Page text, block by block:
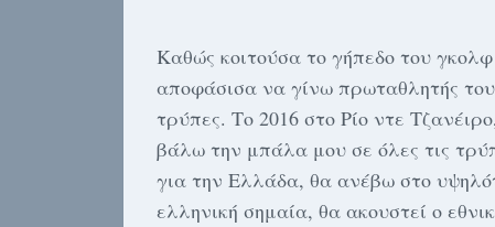
Καθώς κοιτούσα το γήπεδο του
αποφάσισα να γίνω πρωταθλητής
τρύπες. Το 2016 στο Ρίο ντε
βάλω την μπάλα μου σε όλες τις
για την Ελλάδα, θα ανέβω στο
ελληνική σημαία, θα ακουστεί ο